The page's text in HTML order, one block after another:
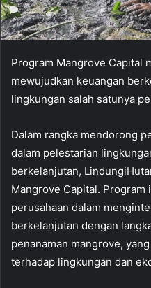
Program Mangrove Capital
mewujudkan keuangan
lingkungan salah satunya
Dalam rangka mendorong
dalam pelestarian
berkelanjutan,
Mangrove Capital.
perusahaan dalam
berkelanjutan dengan
penanaman mangrove,
terhadap lingkungan dan